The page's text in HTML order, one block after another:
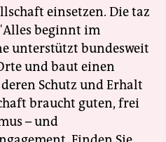
einsetzen. Die taz
beginnt im
unterstützt bundesweit
und baut einen
Schutz und Erhalt
braucht guten, frei
– und